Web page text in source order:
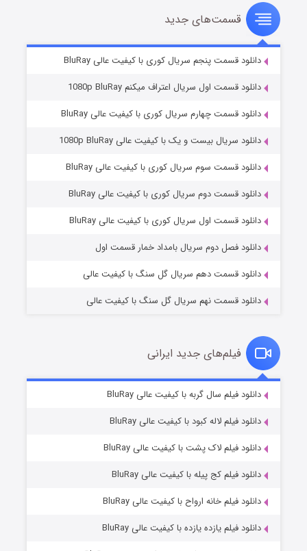
سریال زشت
قسمت۲ (زیرنویس) منتشر شد
مردگان متحرک: شهر مرده ۳
قسمت۲ (زیرنویس) منتشر شد
قسمت۷ (زیرنویس) منتشر شد
قسمت‌های جدید
دانلود قسمت پنجم سریال کوری با کیفیت عالی BluRay
دانلود قسمت اول سریال اعتراف میکنم 1080p BluRay
دانلود قسمت چهارم سریال کوری با کیفیت عالی BluRay
دانلود سریال بیست و یک با کیفیت عالی 1080p BluRay
دانلود قسمت سوم سریال کوری با کیفیت عالی BluRay
دانلود قسمت دوم سریال کوری با کیفیت عالی BluRay
دانلود قسمت اول سریال کوری با کیفیت عالی BluRay
دانلود فصل دوم سریال بامداد خمار قسمت اول
دانلود قسمت دهم سریال گل سنگ با کیفیت عالی
دانلود قسمت نهم سریال گل سنگ با کیفیت عالی
فیلم‌های جدید ایرانی
دانلود فیلم سال گربه با کیفیت عالی BluRay
دانلود فیلم لاله کبود با کیفیت عالی BluRay
دانلود فیلم لاک پشت با کیفیت عالی BluRay
دانلود فیلم کج‌ پیله با کیفیت عالی BluRay
دانلود فیلم خانه ارواح با کیفیت عالی BluRay
دانلود فیلم یازده یازده با کیفیت عالی BluRay